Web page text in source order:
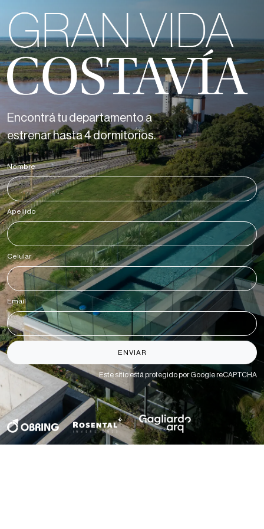
Encontrá tu departamento a
estrenar hasta 4 dormitorios.
Nombre*
Apellido *
Celular*
Email *
ENVIAR
Este sitio está protegido por Google reCAPTCHA